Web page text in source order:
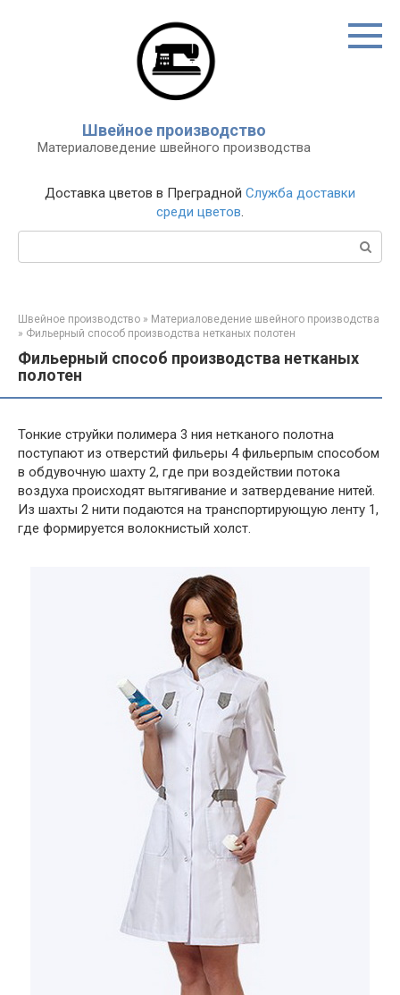
Швейное производство
Материаловедение швейного производства
Доставка цветов в Преградной Служба доставки
среди цветов.
Поиск:
Швейное производство » Материаловедение швейного производства
» Фильерный способ производства нетканых полотен
Фильерный способ производства нетканых
полотен
Тонкие струйки полимера 3 ния нетканого полотна
поступают из отверстий фильеры 4 фильерпым способом
в обдувочную шахту 2, где при воздействии потока
воздуха происходят вытягивание и затвердевание нитей.
Из шахты 2 нити подаются на транспортирующую ленту 1,
где формируется волокнистый холст.